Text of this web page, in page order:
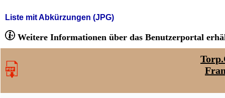
Liste mit Abkürzungen (JPG)
Weitere Informationen über das Benutzerportal